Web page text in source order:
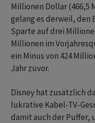
Millionen Dollar (466,5
gelang es derweil,
Sparte auf drei
Millionen im
ein Minus von 424
Jahr zuvor.
Disney hat zusätzlich
lukrative Kabel-TV-
damit auch der Puffer,